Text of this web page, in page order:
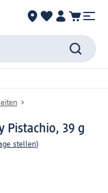
Pistachio, 39 g
stellen)